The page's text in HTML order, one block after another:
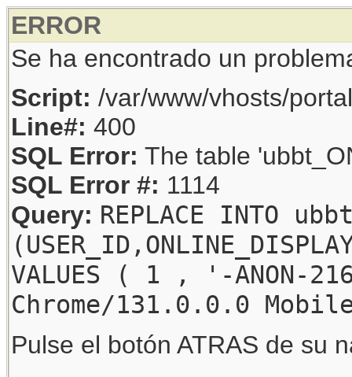
ERROR
Se ha encontrado un
Script: /var/www/vhosts/
Line#: 400
SQL Error: The table
SQL Error #: 1114
Query: REPLACE INTO
VALUES ( 1 , '-
Chrome/131.0.0.0
Pulse el botón ATRAS de su